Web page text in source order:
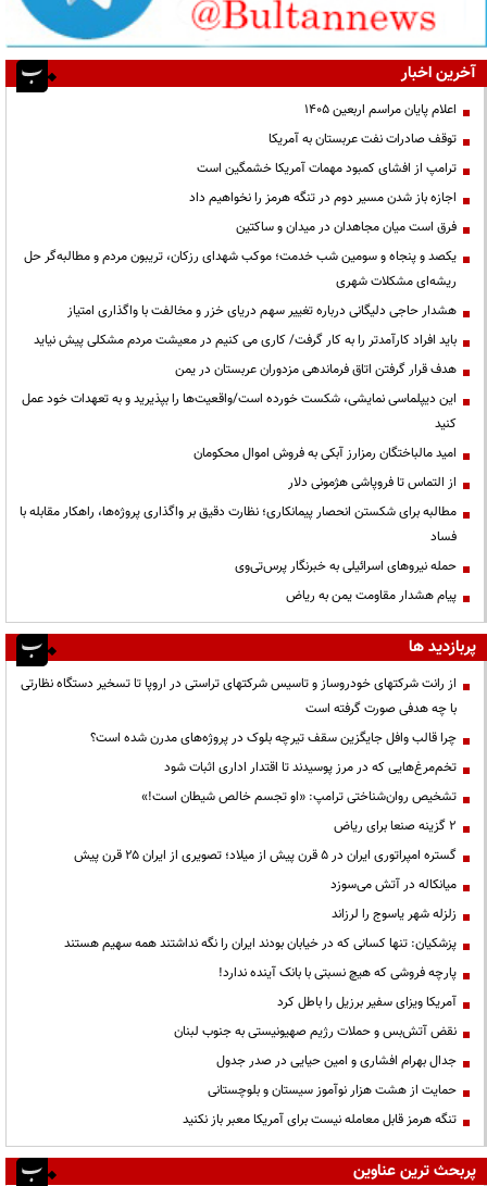
آخرین اخبار
اعلام پایان مراسم اربعین ۱۴۰۵
توقف صادرات نفت عربستان به آمریکا
ترامپ از افشای کمبود مهمات آمریکا خشمگین است
اجازه باز شدن مسیر دوم در تنگه هرمز را نخواهیم داد
فرق است میان مجاهدان در میدان و ساکتین
یکصد و پنجاه و سومین شب خدمت؛ موکب شهدای رزکان، تریبون مردم و مطالبه‌گر حل
ریشه‌ای مشکلات شهری
هشدار حاجی دلیگانی درباره تغییر سهم دریای خزر و مخالفت با واگذاری امتیاز
باید افراد کارآمدتر را به کار گرفت/ کاری می کنیم در معیشت مردم مشکلی پیش نیاید
هدف قرار گرفتن اتاق‌ فرماندهی مزدوران عربستان در یمن
این دیپلماسی نمایشی، شکست خورده است/واقعیت‌ها را بپذیرید و به تعهدات خود عمل
کنید
امید مالباختگان رمزارز آبکی به فروش اموال محکومان
از التماس تا فروپاشی هژمونی دلار
مطالبه برای شکستن انحصار پیمانکاری؛ نظارت دقیق بر واگذاری پروژه‌ها، راهکار مقابله با
فساد
حمله نیروهای اسرائیلی به خبرنگار پرس‌تی‌وی
پیام هشدار مقاومت یمن به ریاض
پربازدید ها
از رانت‌ شرکتهای خودروساز و تاسیس شرکتهای تراستی در اروپا تا تسخیر دستگاه نظارتی
با چه هدفی صورت گرفته است
چرا قالب وافل جایگزین سقف تیرچه بلوک در پروژه‌های مدرن شده است؟
تخم‌مرغ‌هایی که در مرز پوسیدند تا اقتدار اداری اثبات شود
تشخیص روان‌شناختی ترامپ: «او تجسم خالص شیطان است!»
۲ گزینه صنعا برای ریاض
گستره امپراتوری ایران در ۵ قرن پیش از میلاد؛ تصویری از ایران ۲۵ قرن پیش
میانکاله در آتش می‌سوزد
زلزله شهر یاسوج را لرزاند
پزشکیان: تنها کسانی که در خیابان بودند ایران را نگه نداشتند همه سهیم هستند
پارچه فروشی که هیچ نسبتی با بانک آینده ندارد!
آمریکا ویزای سفیر برزیل را باطل کرد
نقض آتش‌بس و حملات رژیم صهیونیستی به جنوب لبنان
جدال بهرام افشاری و امین حیایی در صدر جدول
حمایت از هشت هزار نوآموز سیستان و بلوچستانی
تنگه هرمز قابل معامله نیست برای آمریکا معبر باز نکنید
پربحث ترین عناوین